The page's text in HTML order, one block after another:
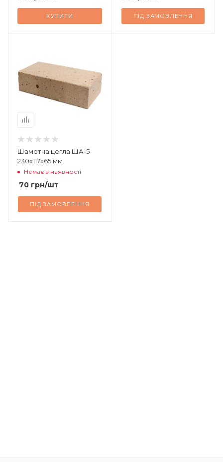
КУПИТИ ПІД ЗАМОВЛЕННЯ
Шамотна цегла ША-5
230х117х65 мм
Немає в наявності
70 грн/шт
ПІД ЗАМОВЛЕННЯ